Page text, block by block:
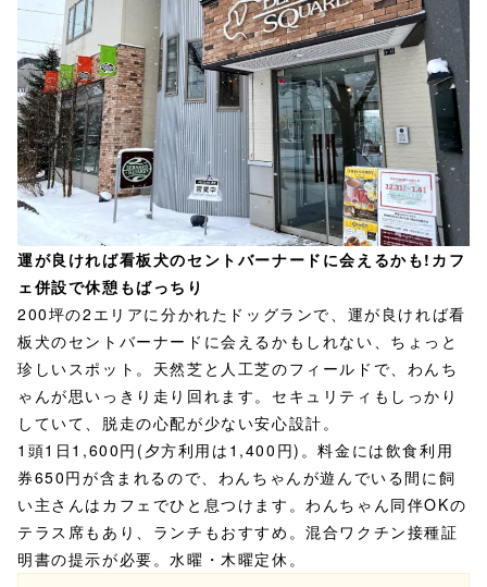
運が良ければ看板犬のセントバーナードに会えるかも!カフ
ェ併設で休憩もばっちり
200坪の2エリアに分かれたドッグランで、運が良ければ看
板犬のセントバーナードに会えるかもしれない、ちょっと
珍しいスポット。天然芝と人工芝のフィールドで、わんち
ゃんが思いっきり走り回れます。セキュリティもしっかり
していて、脱走の心配が少ない安心設計。
1頭1日1,600円(夕方利用は1,400円)。料金には飲食利用
券650円が含まれるので、わんちゃんが遊んでいる間に飼
い主さんはカフェでひと息つけます。わんちゃん同伴OKの
テラス席もあり、ランチもおすすめ。混合ワクチン接種証
明書の提示が必要。水曜・木曜定休。